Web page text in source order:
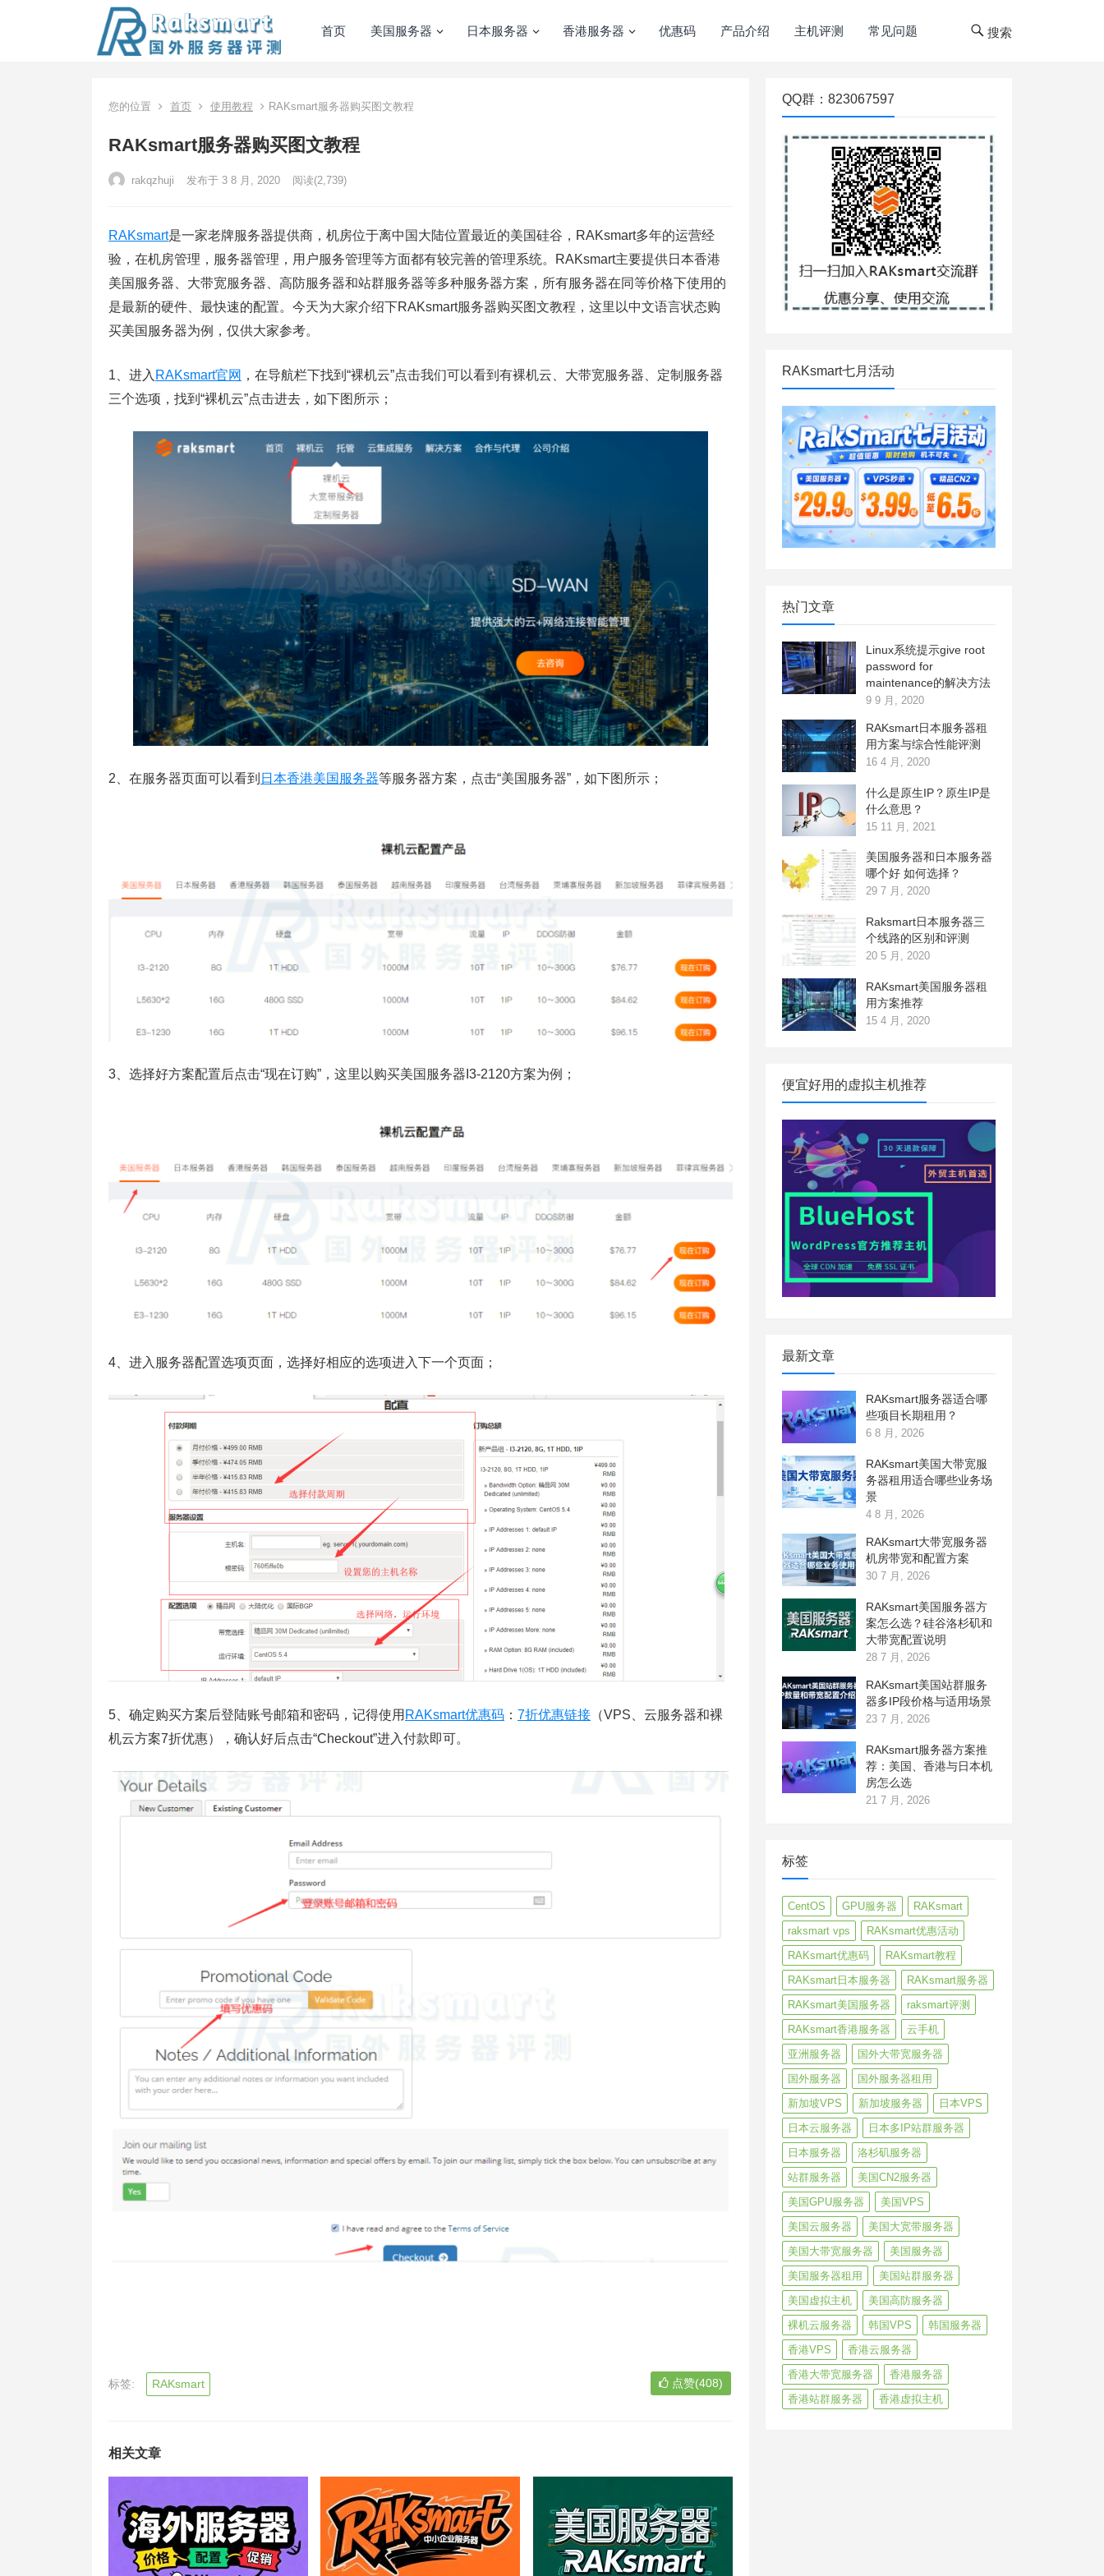
首页 美国服务器 日本服务器 香港服务器 优惠码 产品介绍 主机评测 常见问题 搜索
您的位置 首页 使用教程 RAKsmart服务器购买图文教程
RAKsmart服务器购买图文教程
rakqzhuji 发布于 3 8 月, 2020 阅读(2,739)
RAKsmart是一家老牌服务器提供商，机房位于离中国大陆位置最近的美国硅谷，RAKsmart多年的运营经
验，在机房管理，服务器管理，用户服务管理等方面都有较完善的管理系统。RAKsmart主要提供日本香港
美国服务器、大带宽服务器、高防服务器和站群服务器等多种服务器方案，所有服务器在同等价格下使用的
是最新的硬件、最快速的配置。今天为大家介绍下RAKsmart服务器购买图文教程，这里以中文语言状态购
买美国服务器为例，仅供大家参考。
1、进入 RAKsmart官网 ，在导航栏下找到“裸机云”点击我们可以看到有裸机云、大带宽服务器、定制服务器
三个选项，找到“裸机云”点击进去，如下图所示；
2、在服务器页面可以看到 日本香港美国服务器等服务器方案，点击“美国服务器”，如下图所示；
3、选择好方案配置后点击“现在订购”，这里以购买美国服务器I3-2120方案为例；
4、进入服务器配置选项页面，选择好相应的选项进入下一个页面；
5、确定购买方案后登陆账号邮箱和密码，记得使用 RAKsmart优惠码 ： 7折优惠链接 （VPS、云服务器和裸
机云方案7折优惠），确认好后点击“Checkout”进入付款即可。
标签: RAKsmart 点赞(408)
相关文章
QQ群：823067597
RAKsmart七月活动
热门文章
Linux系统提示give root
password for
maintenance的解决方法
9 9 月, 2020
RAKsmart日本服务器租
用方案与综合性能评测
16 4 月, 2020
什么是原生IP？原生IP是
什么意思？
15 11 月, 2021
美国服务器和日本服务器
哪个好 如何选择？
29 7 月, 2020
Raksmart日本服务器三
个线路的区别和评测
20 5 月, 2020
RAKsmart美国服务器租
用方案推荐
15 4 月, 2020
便宜好用的虚拟主机推荐
最新文章
RAKsmart服务器适合哪
些项目长期租用？
6 8 月, 2026
RAKsmart美国大带宽服
务器租用适合哪些业务场
景
4 8 月, 2026
RAKsmart大带宽服务器
机房带宽和配置方案
30 7 月, 2026
RAKsmart美国服务器方
案怎么选？硅谷洛杉矶和
大带宽配置说明
28 7 月, 2026
RAKsmart美国站群服务
器多IP段价格与适用场景
23 7 月, 2026
RAKsmart服务器方案推
荐：美国、香港与日本机
房怎么选
21 7 月, 2026
标签
CentOS GPU服务器
RAKsmart
raksmart vps
RAKsmart优惠活动
RAKsmart优惠码
RAKsmart教程
RAKsmart日本服务器
RAKsmart服务器
RAKsmart美国服务器
raksmart评测
RAKsmart香港服务器
云手机
亚洲服务器
国外大带宽服务器
国外服务器
国外服务器租用
新加坡VPS
新加坡服务器
日本VPS
日本云服务器
日本多IP站群服务器
日本服务器
洛杉矶服务器
站群服务器
美国CN2服务器
美国GPU服务器
美国VPS
美国云服务器
美国大宽带服务器
美国大带宽服务器
美国服务器
美国服务器租用
美国站群服务器
美国虚拟主机
美国高防服务器
裸机云服务器
韩国VPS
韩国服务器
香港VPS
香港云服务器
香港大带宽服务器
香港服务器
香港站群服务器
香港虚拟主机